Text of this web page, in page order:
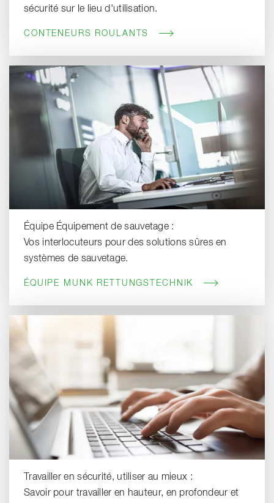
sécurité sur le lieu d'utilisation.
CONTENEURS ROULANTS
Équipe Équipement de sauvetage :
Vos interlocuteurs pour des solutions sûres en
systèmes de sauvetage.
ÉQUIPE MUNK RETTUNGSTECHNIK
Travailler en sécurité, utiliser au mieux :
Savoir pour travailler en hauteur, en profondeur et